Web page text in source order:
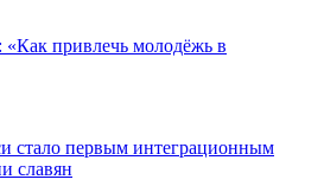
«Как привлечь молодёжь в
стало первым интеграционным
славян